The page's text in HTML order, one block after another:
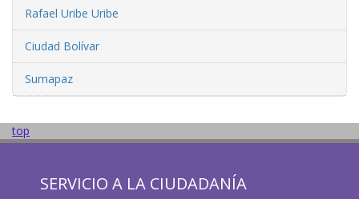
Rafael Uribe Uribe
Ciudad Bolívar
Sumapaz
top
SERVICIO A LA CIUDADANÍA